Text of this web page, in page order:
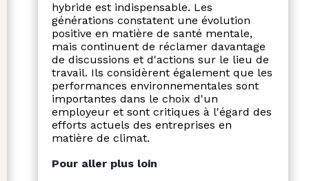
hybride est indispensable. Les
générations constatent une évolution
positive en matière de santé mentale,
mais continuent de réclamer davantage
de discussions et d'actions sur le lieu de
travail. Ils considèrent également que les
performances environnementales sont
importantes dans le choix d'un
employeur et sont critiques à l'égard des
efforts actuels des entreprises en
matière de climat.
Pour aller plus loin